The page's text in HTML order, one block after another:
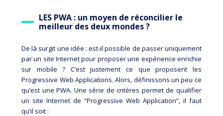
LES PWA : un moyen de réconcilier le
meilleur des deux mondes ?
De là surgit une idée : est-il possible de passer uniquement
par un site Internet pour proposer une expérience enrichie
sur mobile ? C’est justement ce que proposent les
Progressive Web Applications. Alors, définissons un peu ce
qu’est une PWA. Une série de critères permet de qualifier
un site Internet de “Progressive Web Application”, il faut
qu’il soit :